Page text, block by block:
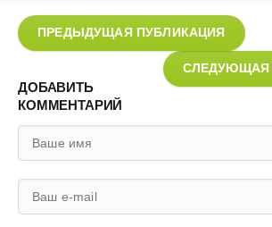
ПРЕДЫДУЩАЯ ПУБЛИКАЦИЯ
СЛЕДУЮЩАЯ
ДОБАВИТЬ
КОММЕНТАРИЙ